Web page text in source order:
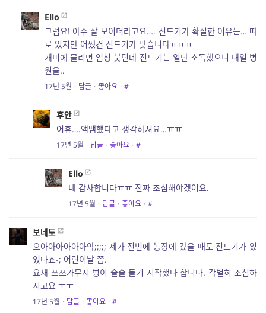
Ello
그럼요! 아주 잘 보이더라고요…. 진드기가 확실한 이유는… 따
로 있지만 어쨌건 진드기가 맞습니다ㅠㅠㅠ
개미에 물리면 엄청 붓던데 진드기는 일단 소독했으니 내일 병
원을..
17년 5월 · 답글 · 좋아요 · #
후안
어휴….액땜했다고 생각하셔요…ㅠㅠ
17년 5월 · 답글 · 좋아요 · #
Ello
네 감사합니다ㅠㅠ 진짜 조심해야겠어요.
17년 5월 · 답글 · 좋아요 · #
보네토
으아아아아아아악;;;;; 제가 전번에 농장에 갔을 때도 진드기가 있
었다죠-; 어린이날 쯤.
요새 쯔쯔가무시 병이 슬슬 돌기 시작했다 합니다. 각별히 조심하
시고요 ㅜㅜ
17년 5월 · 답글 · 좋아요 · #